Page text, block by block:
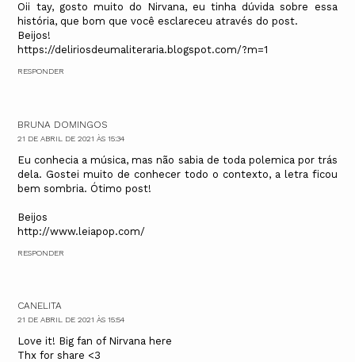
Oii tay, gosto muito do Nirvana, eu tinha dúvida sobre essa
história, que bom que você esclareceu através do post.
Beijos!
https://deliriosdeumaliteraria.blogspot.com/?m=1
RESPONDER
BRUNA DOMINGOS
21 DE ABRIL DE 2021 ÀS 15:34
Eu conhecia a música, mas não sabia de toda polemica por trás
dela. Gostei muito de conhecer todo o contexto, a letra ficou
bem sombria. Ótimo post!
Beijos
http://www.leiapop.com/
RESPONDER
CANELITA
21 DE ABRIL DE 2021 ÀS 15:54
Love it! Big fan of Nirvana here
Thx for share <3